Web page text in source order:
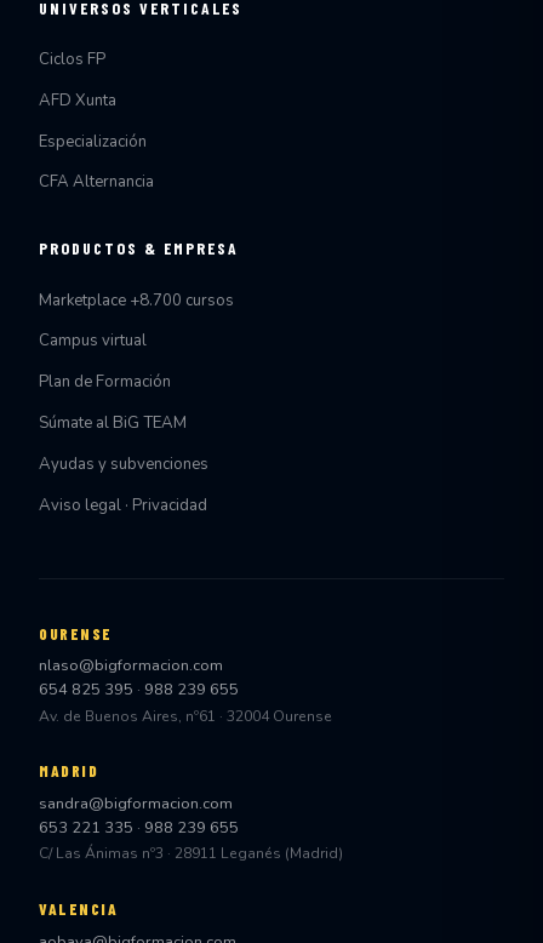
UNIVERSOS VERTICALES
Ciclos FP
AFD Xunta
Especialización
CFA Alternancia
PRODUCTOS & EMPRESA
Marketplace +8.700 cursos
Campus virtual
Plan de Formación
Súmate al BiG TEAM
Ayudas y subvenciones
Aviso legal · Privacidad
OURENSE
nlaso@bigformacion.com
654 825 395 · 988 239 655
Av. de Buenos Aires, nº61 · 32004 Ourense
MADRID
sandra@bigformacion.com
653 221 335 · 988 239 655
C/ Las Ánimas nº3 · 28911 Leganés (Madrid)
VALENCIA